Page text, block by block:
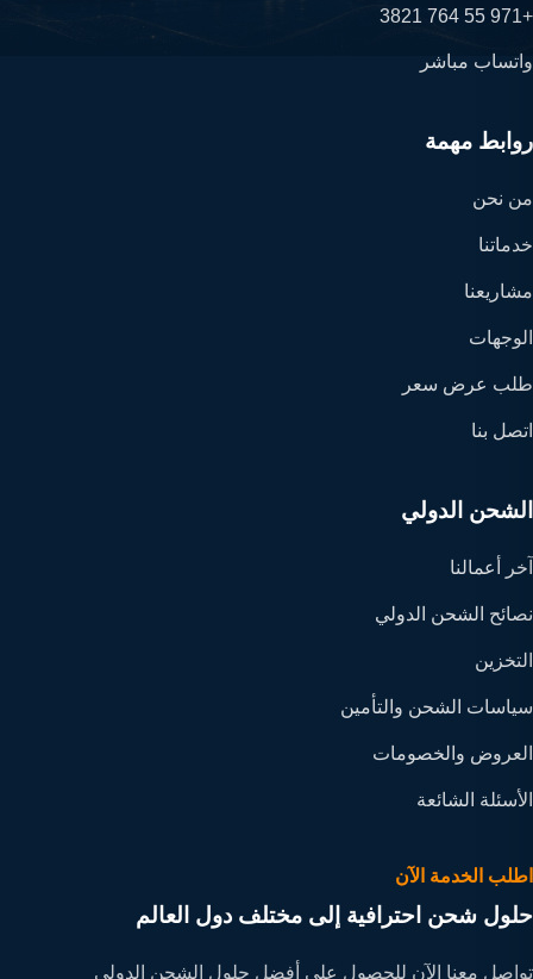
+971 55 764 3821
واتساب مباشر
روابط مهمة
من نحن
خدماتنا
مشاريعنا
الوجهات
طلب عرض سعر
اتصل بنا
الشحن الدولي
آخر أعمالنا
نصائح الشحن الدولي
التخزين
سياسات الشحن والتأمين
العروض والخصومات
الأسئلة الشائعة
اطلب الخدمة الآن
حلول شحن احترافية إلى مختلف دول العالم
تواصل معنا الآن للحصول على أفضل حلول الشحن الدولي